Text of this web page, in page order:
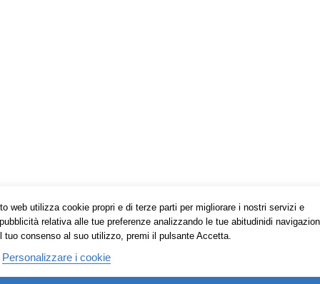
web utilizza cookie propri e di terze parti per migliorare i nostri servizi e
relativa alle tue preferenze analizzando le tue abitudinidi
tuo consenso al suo utilizzo, premi il pulsante Accetta.
Personalizzare i cookie